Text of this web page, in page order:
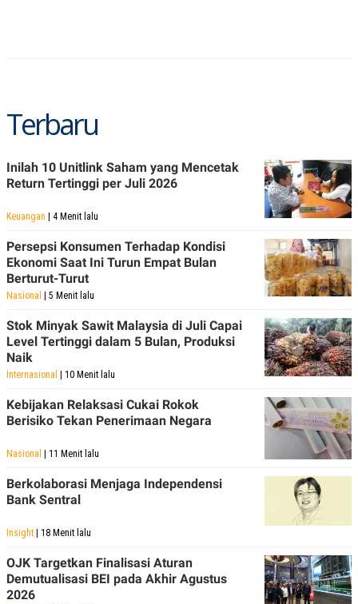
Terbaru
Inilah 10 Unitlink Saham yang Mencetak
Return Tertinggi per Juli 2026
Keuangan | 4 Menit lalu
Persepsi Konsumen Terhadap Kondisi
Ekonomi Saat Ini Turun Empat Bulan
Berturut-Turut
Nasional | 5 Menit lalu
Stok Minyak Sawit Malaysia di Juli Capai
Level Tertinggi dalam 5 Bulan, Produksi
Naik
Internasional | 10 Menit lalu
Kebijakan Relaksasi Cukai Rokok
Berisiko Tekan Penerimaan Negara
Nasional | 11 Menit lalu
Berkolaborasi Menjaga Independensi
Bank Sentral
Insight | 18 Menit lalu
OJK Targetkan Finalisasi Aturan
Demutualisasi BEI pada Akhir Agustus
2026